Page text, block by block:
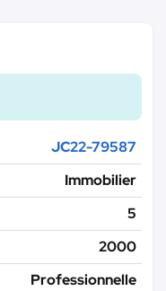
JC22-79587
Immobilier
5
2000
Professionnelle